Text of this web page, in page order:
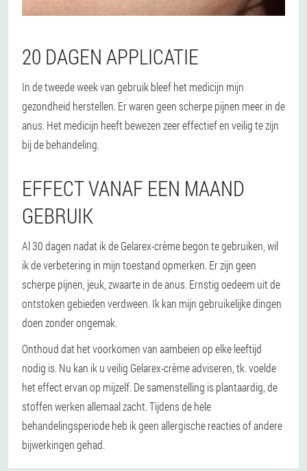
20 DAGEN APPLICATIE
In de tweede week van gebruik bleef het medicijn mijn
gezondheid herstellen. Er waren geen scherpe pijnen meer in de
anus. Het medicijn heeft bewezen zeer effectief en veilig te zijn
bij de behandeling.
EFFECT VANAF EEN MAAND
GEBRUIK
Al 30 dagen nadat ik de Gelarex-crème begon te gebruiken, wil
ik de verbetering in mijn toestand opmerken. Er zijn geen
scherpe pijnen, jeuk, zwaarte in de anus. Ernstig oedeem uit de
ontstoken gebieden verdween. Ik kan mijn gebruikelijke dingen
doen zonder ongemak.
Onthoud dat het voorkomen van aambeien op elke leeftijd
nodig is. Nu kan ik u veilig Gelarex-crème adviseren, tk. voelde
het effect ervan op mijzelf. De samenstelling is plantaardig, de
stoffen werken allemaal zacht. Tijdens de hele
behandelingsperiode heb ik geen allergische reacties of andere
bijwerkingen gehad.